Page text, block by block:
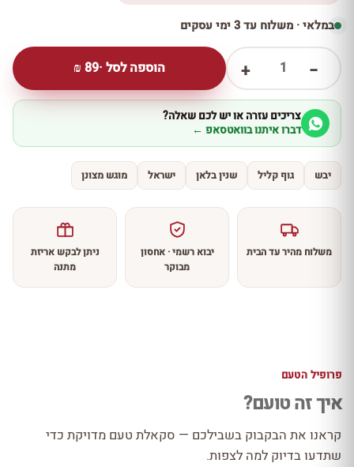
במלאי · משלוח עד 3 ימי עסקים
−
1
+ הוספה לסל ·89
₪
צריכים עזרה או יש לכם שאלה?
דברו איתנו בוואטסאפ ←
יבש גוף קליל שנין בלאן ישראל מוגש מצונן
משלוח מהיר עד הבית
יבוא רשמי · אחסון
מבוקר
ניתן לבקש אריזת
מתנה
פרופיל הטעם
איך זה טועם?
קראנו את הבקבוק בשבילכם — סקאלת טעם מדויקת כדי
שתדעו בדיוק למה לצפות.